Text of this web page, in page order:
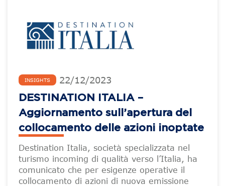
INSIGHTS 22/12/2023
DESTINATION ITALIA –
Aggiornamento sull’apertura del
collocamento delle azioni inoptate
Destination Italia, società specializzata nel
turismo incoming di qualità verso l’Italia, ha
comunicato che per esigenze operative il
collocamento di azioni di nuova emissione